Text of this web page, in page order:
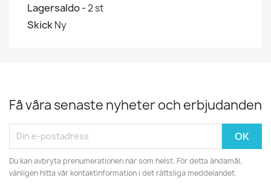
Lagersaldo -2 st
SkickNy
Få våra senaste nyheter och erbjudanden
Du kan avbryta prenumerationen när som helst. För detta ändamål,
vänligen hitta vår kontaktinformation i det rättsliga meddelandet.